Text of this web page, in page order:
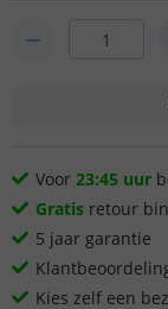
Voor 23:45 uur
Gratis retour
5 jaar garantie
Kies zelf een